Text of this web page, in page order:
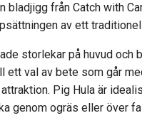
bladjigg från Catch with
av ett
storlekar på huvud och
ett val av bete som går
Pig Hula är
genom ogräs eller över